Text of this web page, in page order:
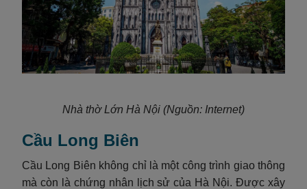
Nhà thờ Lớn Hà Nội (Nguồn: Internet)
Cầu Long Biên
Cầu Long Biên không chỉ là một công trình giao thông
mà còn là chứng nhân lịch sử của Hà Nội. Được xây